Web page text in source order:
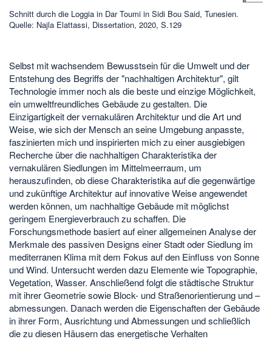
Schnitt durch die Loggia in Dar Toumi in Sidi Bou Said, Tunesien.
Quelle: Najla Elattassi, Dissertation, 2020, S.129
Selbst mit wachsendem Bewusstsein für die Umwelt und der
Entstehung des Begriffs der "nachhaltigen Architektur", gilt
Technologie immer noch als die beste und einzige Möglichkeit,
ein umweltfreundliches Gebäude zu gestalten. Die
Einzigartigkeit der vernakulären Architektur und die Art und
Weise, wie sich der Mensch an seine Umgebung anpasste,
faszinierten mich und inspirierten mich zu einer ausgiebigen
Recherche über die nachhaltigen Charakteristika der
vernakulären Siedlungen im Mittelmeerraum, um
herauszufinden, ob diese Charakteristika auf die gegenwärtige
und zukünftige Architektur auf innovative Weise angewendet
werden können, um nachhaltige Gebäude mit möglichst
geringem Energieverbrauch zu schaffen. Die
Forschungsmethode basiert auf einer allgemeinen Analyse der
Merkmale des passiven Designs einer Stadt oder Siedlung im
mediterranen Klima mit dem Fokus auf den Einfluss von Sonne
und Wind. Untersucht werden dazu Elemente wie Topographie,
Vegetation, Wasser. Anschließend folgt die städtische Struktur
mit ihrer Geometrie sowie Block- und Straßenorientierung und –
abmessungen. Danach werden die Eigenschaften der Gebäude
in ihrer Form, Ausrichtung und Abmessungen und schließlich
die zu diesen Häusern das energetische Verhalten